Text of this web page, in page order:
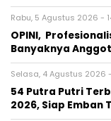
Rabu, 5 Agustus 2026 -
OPINI,
Banyaknya
Selasa, 4 Agustus 2026 -
54 Putra Putri
2026, Siap Emban